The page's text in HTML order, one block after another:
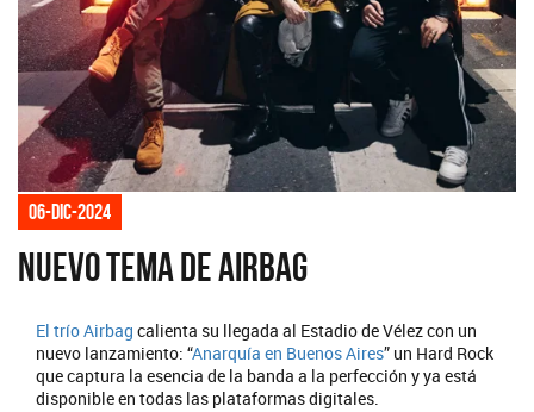
06-dic-2024
Nuevo tema de Airbag
El tríoAirbag calienta su llegada al Estadio de Vélez con un
nuevo lanzamiento: “Anarquía en Buenos Aires” un Hard Rock
que captura la esencia de la banda a la perfección y ya está
disponible en todas las plataformas digitales.